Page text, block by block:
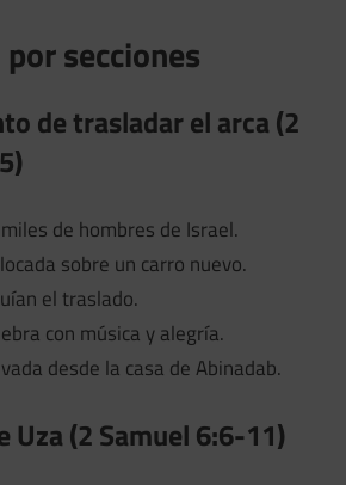
secciones
de trasladar el arca (2
de hombres de Israel.
sobre un carro nuevo.
el traslado.
con música y alegría.
desde la casa de Abinadab.
Uza (2 Samuel 6:6-11)